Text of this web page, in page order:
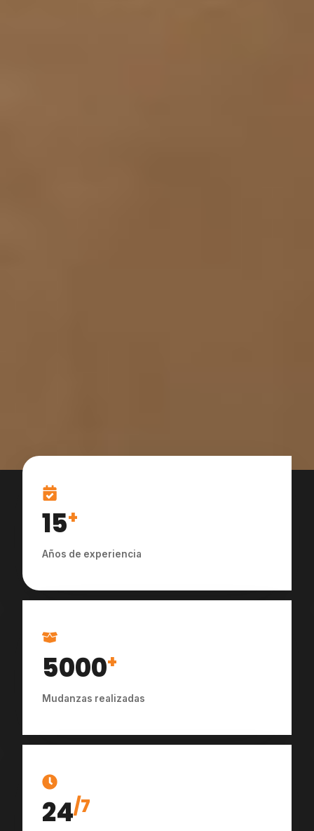
15+
Años de experiencia
5000+
Mudanzas realizadas
24/7